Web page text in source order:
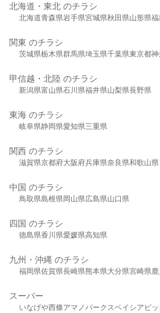
北海道・東北 のチラシ
北海道青森県岩手県宮城県秋田県山形県
関東 のチラシ
茨城県栃木県群馬県埼玉県千葉県東京都
甲信越・北陸 のチラシ
新潟県富山県石川県福井県山梨県長野県
東海 のチラシ
岐阜県静岡県愛知県三重県
関西 のチラシ
滋賀県京都府大阪府兵庫県奈良県和歌山県
中国 のチラシ
鳥取県島根県岡山県広島県山口県
四国 のチラシ
徳島県香川県愛媛県高知県
九州・沖縄 のチラシ
福岡県佐賀県長崎県熊本県大分県宮崎県
スーパー
いなげや西條アマノパークスベイシア ビ